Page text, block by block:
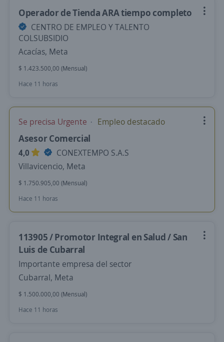
Operador de Tienda ARA tiempo completo
CENTRO DE EMPLEO Y TALENTO
COLSUBSIDIO
Acacías, Meta
$ 1.423.500,00 (Mensual)
Hace 11 horas
Se precisa Urgente Empleo destacado
Asesor Comercial
4,0
CONEXTEMPO S.A.S
Villavicencio, Meta
$ 1.750.905,00 (Mensual)
Hace 11 horas
113905 / Promotor Integral en Salud / San
Luis de Cubarral
Importante empresa del sector
Cubarral, Meta
$ 1.500.000,00 (Mensual)
Hace 11 horas